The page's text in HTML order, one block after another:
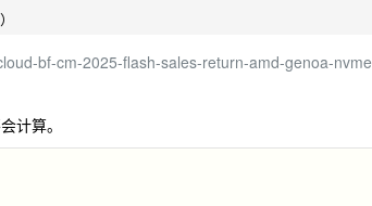
bf-cm-2025-flash-sales-return-amd-genoa-
计算。